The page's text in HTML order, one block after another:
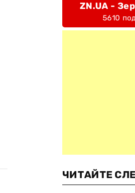
ZN.UA -
5610
ЧИТАЙТЕ